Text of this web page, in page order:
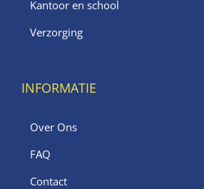
Kantoor en school
Verzorging
INFORMATIE
Over Ons
FAQ
Contact